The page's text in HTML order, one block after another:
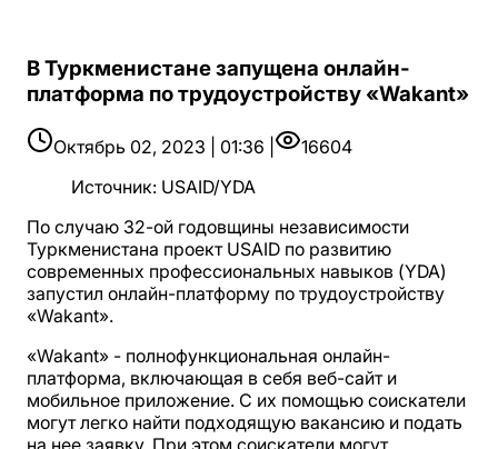
В Туркменистане запущена онлайн-
платформа по трудоустройству «Wakant»
Октябрь 02, 2023 | 01:36 |
16604
Источник: USAID/YDA
По случаю 32-ой годовщины независимости
Туркменистана проект USAID по развитию
современных профессиональных навыков (YDA)
запустил онлайн-платформу по трудоустройству
«Wakant».
«Wakant» - полнофункциональная онлайн-
платформа, включающая в себя веб-сайт и
мобильное приложение. С их помощью соискатели
могут легко найти подходящую вакансию и подать